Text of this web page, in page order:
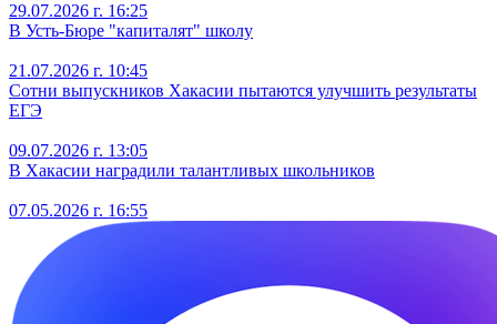
29.07.2026 г. 16:25
В Усть-Бюре "капиталят" школу
21.07.2026 г. 10:45
Сотни выпускников Хакасии пытаются улучшить результаты
ЕГЭ
09.07.2026 г. 13:05
В Хакасии наградили талантливых школьников
07.05.2026 г. 16:55